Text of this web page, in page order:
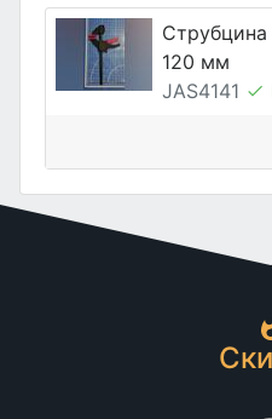
Струбцина
120 мм
JAS4141